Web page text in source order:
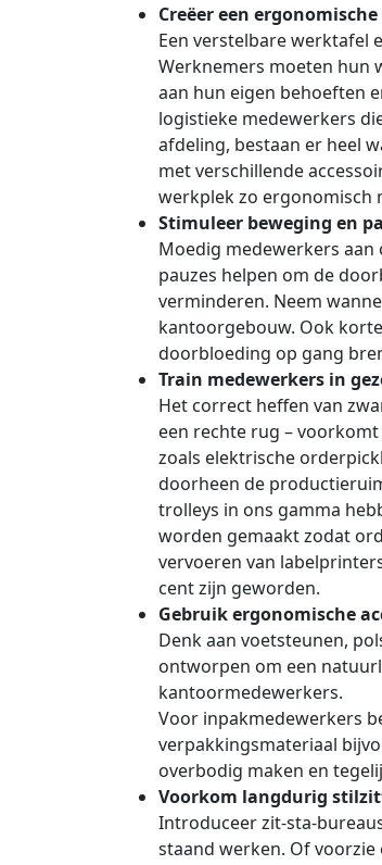
Creëer een
Een verstelbare werktafel
Werknemers moeten hun
aan hun eigen behoeften
logistieke medewerkers
afdeling, bestaan er heel
met verschillende
werkplek zo ergonomisch
Stimuleer beweging en
Moedig medewerkers
pauzes helpen om de
verminderen. Neem
kantoorgebouw. Ook
doorbloeding op gang
Train medewerkers in
Het correct heffen van
een rechte rug –
zoals elektrische
doorheen de
trolleys in ons gamma
worden gemaakt zodat
vervoeren van
cent zijn geworden.
Gebruik ergonomische
Denk aan voetsteunen,
ontworpen om een
kantoormedewerkers.
Voor inpakmedewerkers
verpakkingsmateriaal
overbodig maken en
Voorkom langdurig
Introduceer zit-sta-
staand werken. Of